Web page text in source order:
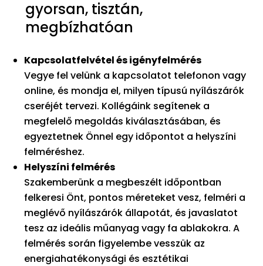
gyorsan, tisztán,
megbízhatóan
Kapcsolatfelvétel és igényfelmérés
Vegye fel velünk a kapcsolatot telefonon vagy
online, és mondja el, milyen típusú nyílászárók
cseréjét tervezi. Kollégáink segítenek a
megfelelő megoldás kiválasztásában, és
egyeztetnek Önnel egy időpontot a helyszíni
felméréshez.
Helyszíni felmérés
Szakemberünk a megbeszélt időpontban
felkeresi Önt, pontos méreteket vesz, felméri a
meglévő nyílászárók állapotát, és javaslatot
tesz az ideális műanyag vagy fa ablakokra. A
felmérés során figyelembe vesszük az
energiahatékonysági és esztétikai